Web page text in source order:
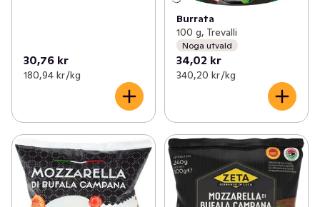
30,76 kr
180,94 kr /kg
Burrata
100 g, Trevalli
Noga utvald
34,02 kr
340,20 kr /kg